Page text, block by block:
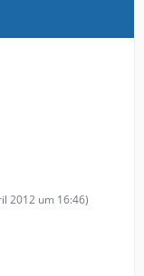
2012 um 16:46)